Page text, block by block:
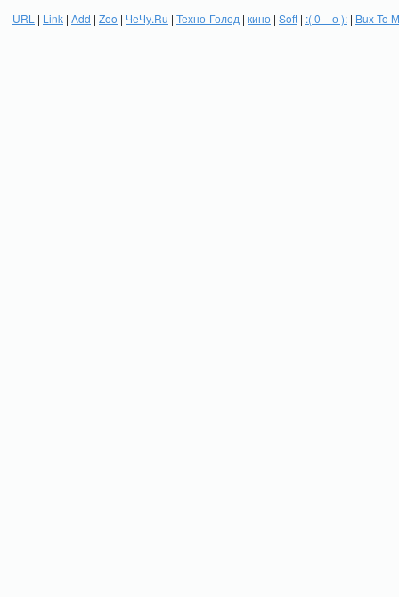
URL | Link | Add | Zoo | ЧеЧу.Ru | Техно-Голод | кино | Soft | :( 0 _ о ): | Bux To